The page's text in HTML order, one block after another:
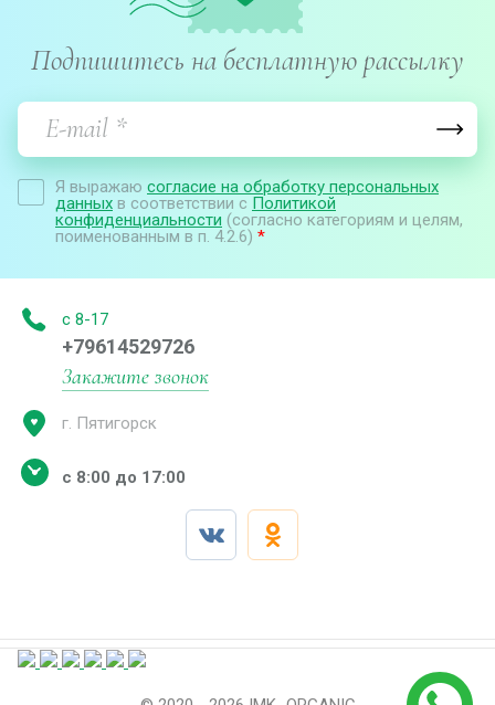
Подпишитесь на бесплатную рассылку
Я выражаю согласие на обработку персональных
данных в соответствии с Политикой
конфиденциальности (согласно категориям и целям,
поименованным в п. 4.2.6) *
с 8-17
+79614529726
Закажите звонок
г. Пятигорск
с 8:00 до 17:00